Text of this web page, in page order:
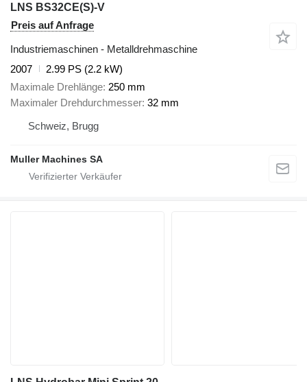
LNS BS32CE(S)-V
Preis auf Anfrage
Industriemaschinen - Metalldrehmaschine
2007
2.99 PS (2.2 kW)
Maximale Drehlänge 250 mm
Maximaler Drehdurchmesser 32 mm
Schweiz, Brugg
Muller Machines SA